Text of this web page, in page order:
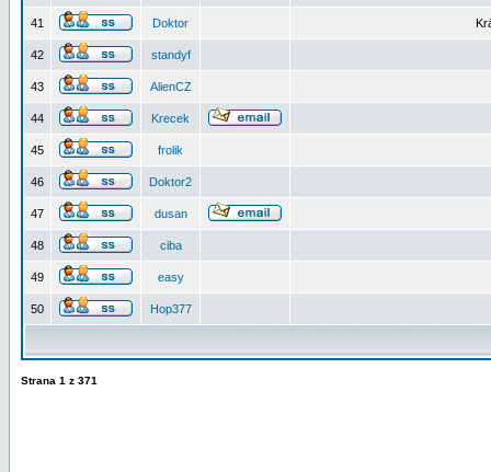
41 Doktor
42 standyf
43 AlienCZ
44 Krecek
45 frolik
46 Doktor2
47 dusan
48 ciba
49 easy
50 Hop377
Strana 1 z 371